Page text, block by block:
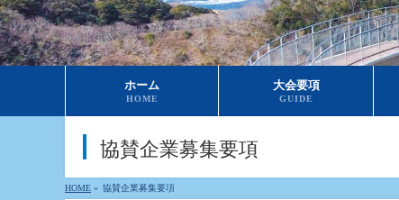
ホーム
HOME
大会要項
GUIDE
協賛企業募集要項
HOME » 協賛企業募集要項